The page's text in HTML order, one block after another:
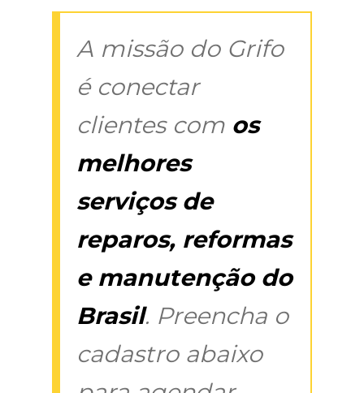
A missão do Grifo
é conectar
clientes com os
melhores
serviços de
reparos, reformas
e manutenção do
Brasil. Preencha o
cadastro abaixo